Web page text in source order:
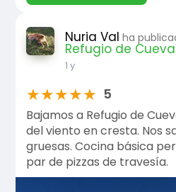
Nuria Val ha
Refugio de
1 y
★★★★★ 5
Bajamos a Refugio de
del viento en cresta. Nos
gruesas. Cocina básica
par de pizzas de travesía.